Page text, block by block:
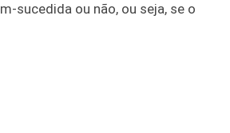
sucedida ou não, ou seja, se o